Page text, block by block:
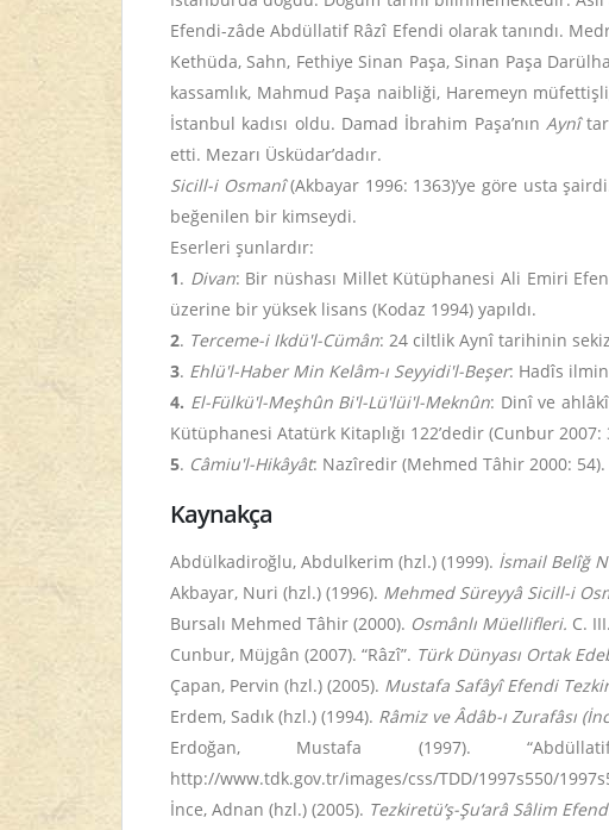
Efendi-zâde Abdüllatif Râzî Efendi olarak tanındı.
Kethüda, Sahn, Fethiye Sinan Paşa, Sinan Paşa
kassamlık, Mahmud Paşa naibliği, Haremeyn
İstanbul kadısı oldu. Damad İbrahim Paşa’nınAynî
etti. Mezarı Üsküdar’dadır.
Sicill-i Osmanî(Akbayar 1996: 1363)’ye göre usta
beğenilen bir kimseydi.
Eserleri şunlardır:
1. Divan: Bir nüshası Millet Kütüphanesi Ali Emiri
üzerine bir yüksek lisans (Kodaz 1994) yapıldı.
2. Terceme-i Ikdü'l-Cümân: 24 ciltlik Aynî tarihinin
3. Ehlü'l-Haber Min Kelâm-ı Seyyidi'l-Beşer: Hadîs
4. El-Fülkü'l-Meşhûn Bi'l-Lü'lüi'l-Meknûn: Dinî ve
Kütüphanesi Atatürk Kitaplığı 122’dedir (Cunbur
5. Câmiu'l-Hikâyât: Nazîredir (Mehmed Tâhir 2000: 54).
Kaynakça
Abdülkadiroğlu, Abdulkerim (hzl.) (1999). İsmail Belîğ
Akbayar, Nuri (hzl.) (1996). Mehmed Süreyyâ Sicill-i
Bursalı Mehmed Tâhir (2000). Osmânlı Müellifleri. C.
Cunbur, Müjgân (2007). “Râzî”. Türk Dünyası Ortak
Çapan, Pervin (hzl.) (2005). Mustafa Safâyî Efendi
Erdem, Sadık (hzl.) (1994). Râmiz ve Âdâb-ı Zurafâsı
Erdoğan, Mustafa (1997).
http://www.tdk.gov.tr/images/css/TDD/1997s550/
İnce, Adnan (hzl.) (2005). Tezkiretü’ş-Şu‘arâ Sâlim